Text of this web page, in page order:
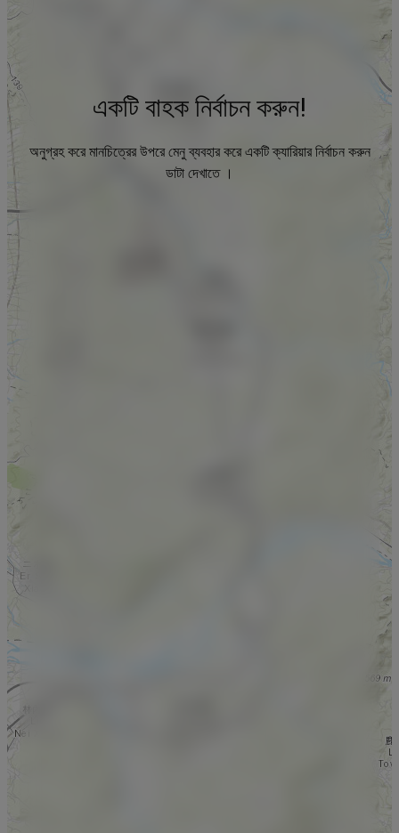
একটি বাহক নির্বাচন করুন!
অনুগ্রহ করে মানচিত্রের উপরে মেনু ব্যবহার করে একটি ক্যারিয়ার নির্বাচন করুন
ডাটা দেখাতে ।